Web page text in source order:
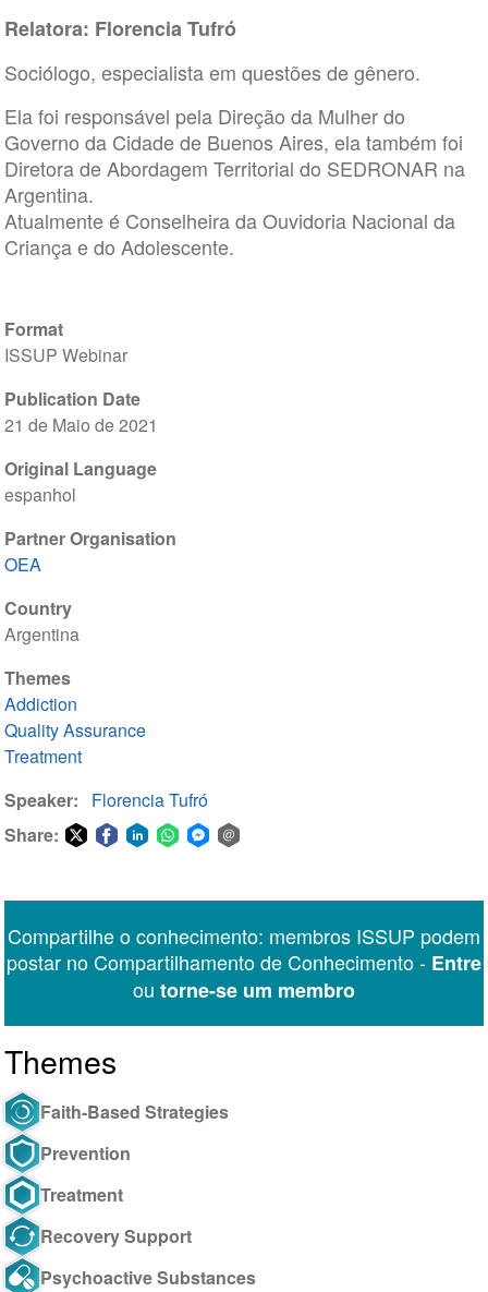
Format
ISSUP Webinar
Publication Date
21 de Maio de 2021
Original Language
espanhol
Partner Organisation
OEA
Country
Argentina
Themes
Addiction
Quality Assurance
Treatment
Speaker
Florencia Tufró
Share:
Messenger
Relatora: Florencia Tufró
Sociólogo, especialista em questões de gênero.
Ela foi responsável pela Direção da Mulher do
Governo da Cidade de Buenos Aires, ela também foi
Diretora de Abordagem Territorial do SEDRONAR na
Argentina.
Atualmente é Conselheira da Ouvidoria Nacional da
Criança e do Adolescente.
Compartilhe o conhecimento: membros ISSUP podem
postar no Compartilhamento de Conhecimento - Entre
ou torne-se um membro
Themes
Faith-Based Strategies
Prevention
Treatment
Recovery Support
Psychoactive Substances